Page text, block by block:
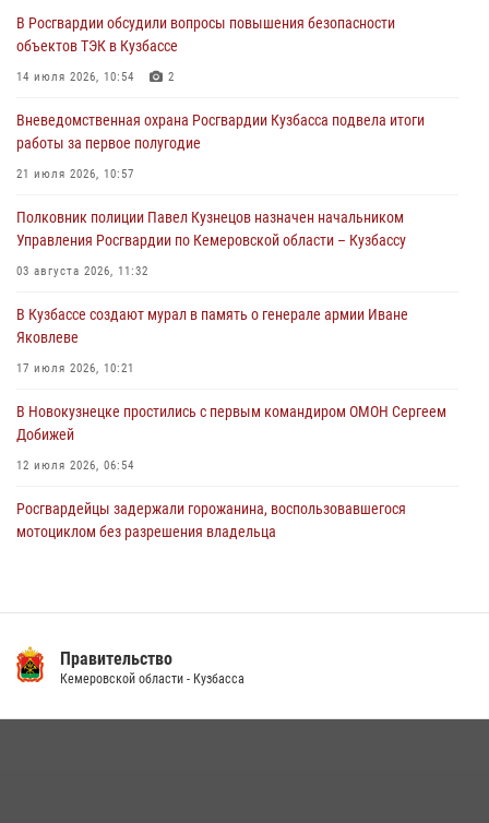
С 1 сентября 2026 года вступает в силу новый федеральный закон о
частной охранной деятельности
06 августа 2026, 10:19
Росгвардейцы задержали предполагаемого виновника причинения
ножевого ранения кемеровчанину
06 августа 2026, 09:18
Росгвардейцы задержали мужчину, повредившего имущество
горожанки
06 августа 2026, 08:17
Росгвардейцы пресекли противоправные действия и защитили
новокузнечанку от агрессивного знакомого
06 августа 2026, 07:16
В Росгвардии обсудили вопросы повышения безопасности
объектов ТЭК в Кузбассе
14 июля 2026, 10:54 2
Вневедомственная охрана Росгвардии Кузбасса подвела итоги
работы за первое полугодие
21 июля 2026, 10:57
Полковник полиции Павел Кузнецов назначен начальником
Управления Росгвардии по Кемеровской области – Кузбассу
03 августа 2026, 11:32
В Кузбассе создают мурал в память о генерале армии Иване
Яковлеве
17 июля 2026, 10:21
В Новокузнецке простились с первым командиром ОМОН Сергеем
Добижей
12 июля 2026, 06:54
Росгвардейцы задержали горожанина, воспользовавшегося
мотоциклом без разрешения владельца
24 июля 2026, 10:35 3
Правительство
Кемеровской области - Кузбасса